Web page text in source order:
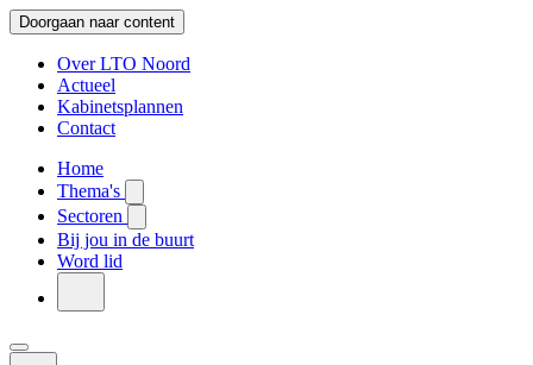
Doorgaan naar content
Over LTO Noord
Actueel
Kabinetsplannen
Contact
Home
Thema's
Sectoren
Bij jou in de buurt
Word lid